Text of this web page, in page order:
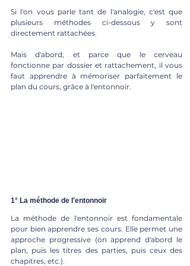
Si l'on vous parle tant de l'analogie, c'est que
plusieurs méthodes ci-dessous y sont
directement rattachées.
Mais d'abord, et parce que le cerveau
fonctionne par dossier et rattachement, il vous
faut apprendre à mémoriser parfaitement le
plan du cours, grâce à l'entonnoir.
1° La méthode de l'entonnoir
La méthode de l'entonnoir est fondamentale
pour bien apprendre ses cours. Elle permet une
approche progressive (on apprend d'abord le
plan, puis les titres des parties, puis ceux des
chapitres, etc.).